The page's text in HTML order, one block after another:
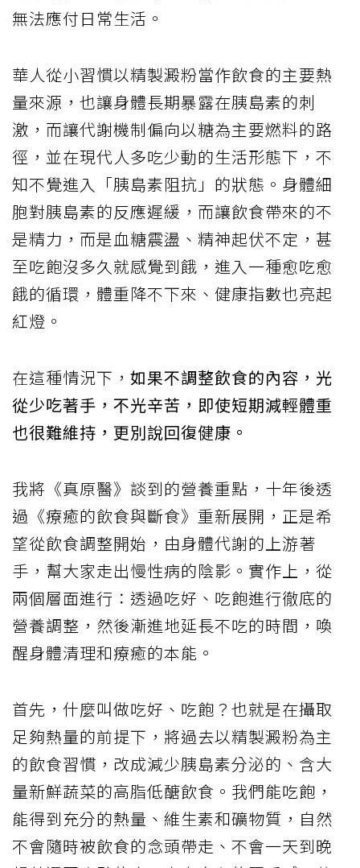
無法應付日常生活。
華人從小習慣以精製澱粉當作飲食的主要熱
量來源，也讓身體長期暴露在胰島素的刺
激，而讓代謝機制偏向以糖為主要燃料的路
徑，並在現代人多吃少動的生活形態下，不
知不覺進入「胰島素阻抗」的狀態。身體細
胞對胰島素的反應遲緩，而讓飲食帶來的不
是精力，而是血糖震盪、精神起伏不定，甚
至吃飽沒多久就感覺到餓，進入一種愈吃愈
餓的循環，體重降不下來、健康指數也亮起
紅燈。
在這種情況下， 如果不調整飲食的內容，光
從少吃著手，不光辛苦，即使短期減輕體重
也很難維持，更別說回復健康。
我將《真原醫》談到的營養重點，十年後透
過《療癒的飲食與斷食》重新展開，正是希
望從飲食調整開始，由身體代謝的上游著
手，幫大家走出慢性病的陰影。實作上，從
兩個層面進行：透過吃好、吃飽進行徹底的
營養調整，然後漸進地延長不吃的時間，喚
醒身體清理和療癒的本能。
首先，什麼叫做吃好、吃飽？也就是在攝取
足夠熱量的前提下，將過去以精製澱粉為主
的飲食習慣，改成減少胰島素分泌的、含大
量新鮮蔬菜的高脂低醣飲食。我們能吃飽，
能得到充分的熱量、維生素和礦物質，自然
不會隨時被飲食的念頭帶走、不會一天到晚